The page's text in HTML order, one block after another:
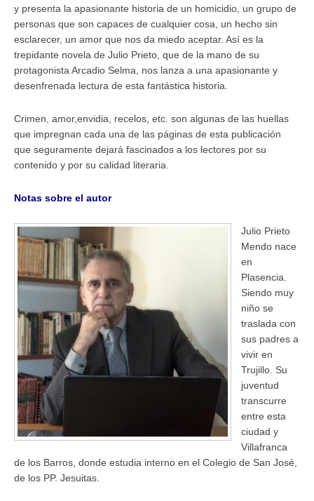
y presenta la apasionante historia de un homicidio, un grupo de
personas que son capaces de cualquier cosa, un hecho sin
esclarecer, un amor que nos da miedo aceptar. Así es la
trepidante novela de Julio Prieto, que de la mano de su
protagonista Arcadio Selma, nos lanza a una apasionante y
desenfrenada lectura de esta fantástica historia.
Crimen, amor,envidia, recelos, etc. son algunas de las huellas
que impregnan cada una de las páginas de esta publicación
que seguramente dejará fascinados a los lectores por su
contenido y por su calidad literaria.
Notas sobre el autor
Julio Prieto
Mendo nace
en
Plasencia.
Siendo muy
niño se
traslada con
sus padres a
vivir en
Trujillo. Su
juventud
transcurre
entre esta
ciudad y
Villafranca
de los Barros, donde estudia interno en el Colegio de San José,
de los PP. Jesuitas.